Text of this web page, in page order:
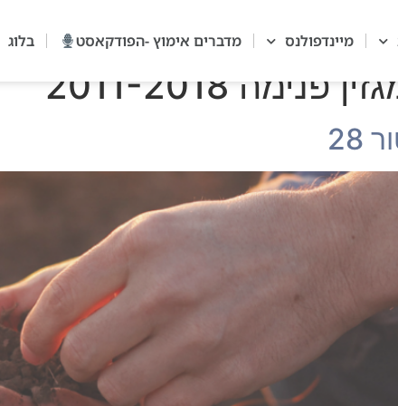
מיינדפולנס מדברים אימוץ -הפודקאסט בלוג
2011-2018